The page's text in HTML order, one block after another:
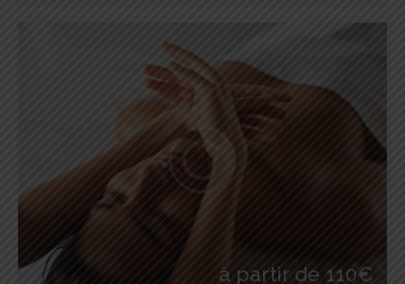
à partir de 110€